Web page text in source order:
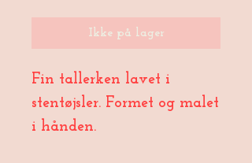
Ikke på lager
Fin tallerken lavet i
stentøjsler. Formet og malet
i hånden.